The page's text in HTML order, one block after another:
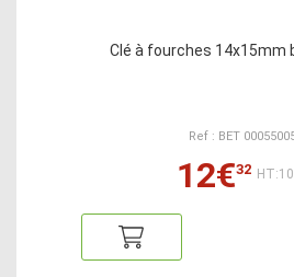
Clé à fourches 14x15mm
Ref : BET
12€32